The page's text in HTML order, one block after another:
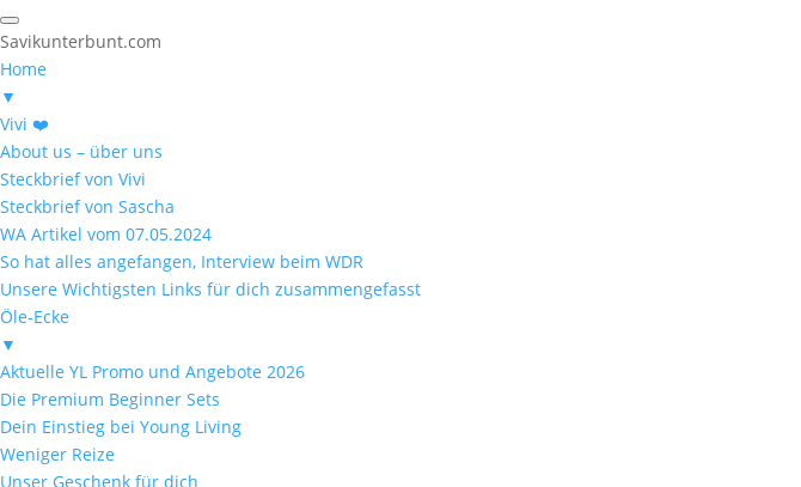
Savikunterbunt.com
Home
▼
Vivi ❤️
About us – über uns
Steckbrief von Vivi
Steckbrief von Sascha
WA Artikel vom 07.05.2024
So hat alles angefangen, Interview beim WDR
Unsere Wichtigsten Links für dich zusammengefasst
Öle-Ecke
▼
Aktuelle YL Promo und Angebote 2026
Die Premium Beginner Sets
Dein Einstieg bei Young Living
Weniger Reize
Unser Geschenk für dich